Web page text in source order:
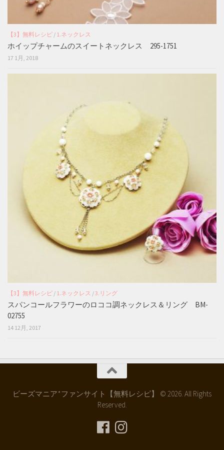
【3】無料レシピ / 1.ネックレス
ホイップチャームのスイートネックレス 295-1751
17 1月, 2018
【3】無料レシピ / 1.ネックレス /3.リング
スパンコールフラワーのロココ調ネックレス＆リング BM-
02755
14 12月, 2017
ビーズマニア*ファンサイト【無料レシピ】 © 2026. All Rights
Reserved.